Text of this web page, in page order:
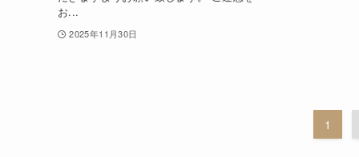
お...
2025年11月30日
1